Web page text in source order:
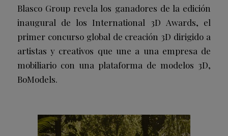
Blasco Group revela los ganadores de la edición
inaugural de los International 3D Awards, el
primer concurso global de creación 3D dirigido a
artistas y creativos que une a una empresa de
mobiliario con una plataforma de modelos 3D,
BoModels.